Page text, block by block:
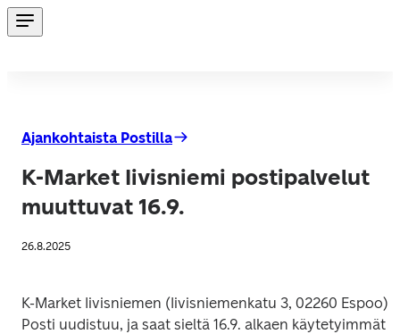
Ajankohtaista Postilla
K-Market Iivisniemi postipalvelut
muuttuvat 16.9.
26.8.2025
K-Market Iivisniemen (Iivisniemenkatu 3, 02260 Espoo)
Posti uudistuu, ja saat sieltä 16.9. alkaen käytetyimmät